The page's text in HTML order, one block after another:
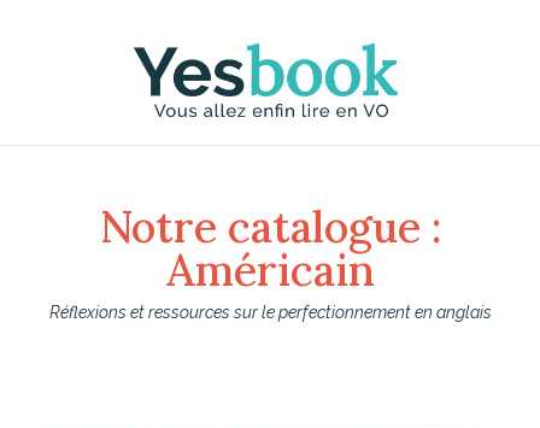
Notre catalogue :
Américain
Réflexions et ressources sur le perfectionnement en anglais